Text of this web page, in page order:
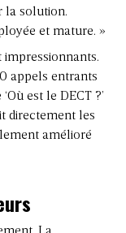
la solution.
et mature. »
appels entrants
est le DECT ?’
directement les
amélioré